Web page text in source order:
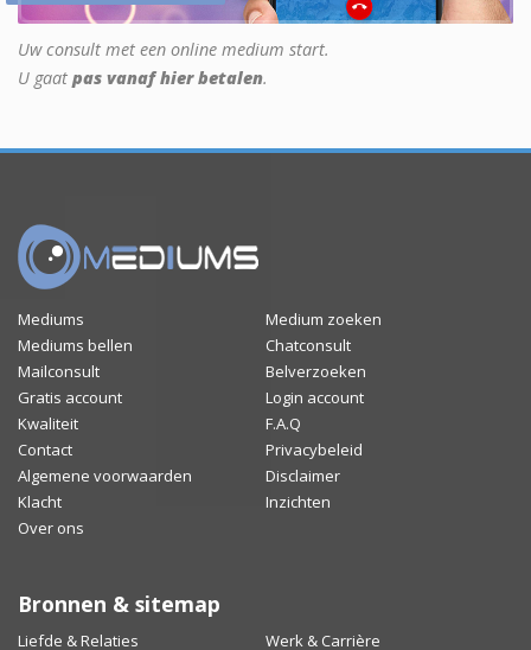
Uw consult met een online medium start.
U gaat pas vanaf hier betalen.
Mediums
Medium zoeken
Mediums bellen
Chatconsult
Mailconsult
Belverzoeken
Gratis account
Login account
Kwaliteit
F.A.Q
Contact
Privacybeleid
Algemene voorwaarden
Disclaimer
Klacht
Inzichten
Over ons
Bronnen & sitemap
Liefde & Relaties Werk & Carrière